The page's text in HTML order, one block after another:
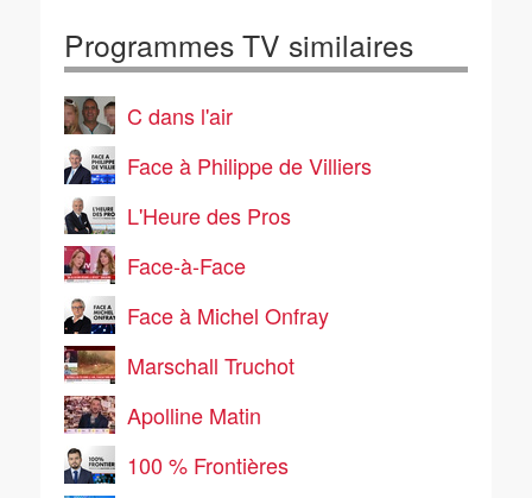
Programmes TV similaires
C dans l'air
Face à Philippe de Villiers
L'Heure des Pros
Face-à-Face
Face à Michel Onfray
Marschall Truchot
Apolline Matin
100 % Frontières